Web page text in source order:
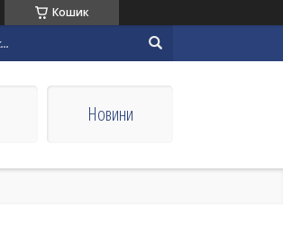
Кошик
Новини